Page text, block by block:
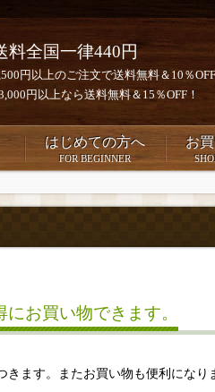
料全国一律440円
円以上のご注文で送料無料＆10％OFF
円以上なら送料無料＆15％OFF！
はじめての方へ
FOR BEGINNER
お
お買い物できます。
ます。またお買い物も便利になり